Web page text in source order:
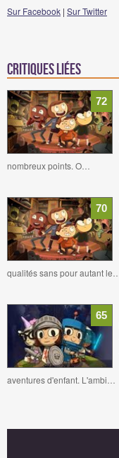
Sur Facebook | Sur Twitter
Critiques liées
72
nombreux points. O…
70
qualités sans pour autant le…
65
aventures d'enfant. L'ambi…